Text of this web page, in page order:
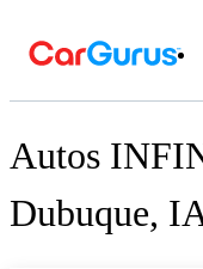
Autos
Dubuque,